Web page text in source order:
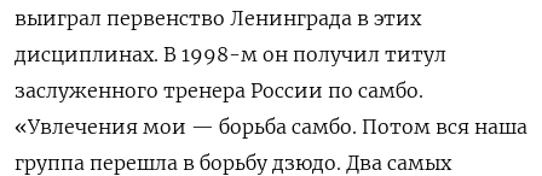
выиграл первенство Ленинграда в этих
дисциплинах. В 1998-м он получил титул
заслуженного тренера России по самбо.
«Увлечения мои — борьба самбо. Потом вся наша
группа перешла в борьбу дзюдо. Два самых